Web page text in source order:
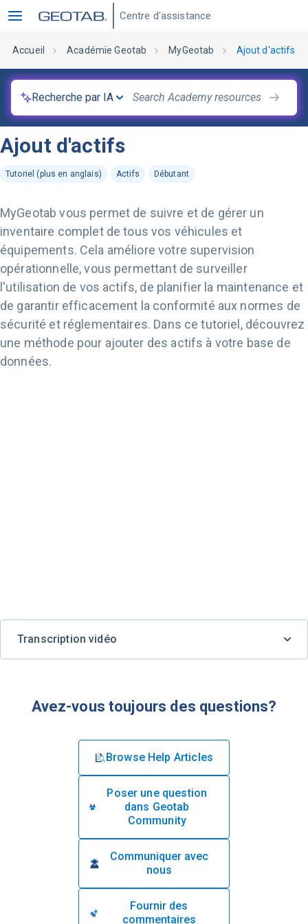
Centre d'assistance
Accueil Académie Geotab MyGeotab Ajout d'actifs
Recherche par IA
Ajout d'actifs
Tutoriel (plus en anglais) Actifs Débutant
MyGeotab vous permet de suivre et de gérer un
inventaire complet de tous vos véhicules et
équipements. Cela améliore votre supervision
opérationnelle, vous permettant de surveiller
l'utilisation de vos actifs, de planifier la maintenance et
de garantir efficacement la conformité aux normes de
sécurité et réglementaires. Dans ce tutoriel, découvrez
une méthode pour ajouter des actifs à votre base de
données.
Transcription vidéo
Avez-vous toujours des questions?
Browse Help Articles
Poser une question
dans Geotab
Community
Communiquer avec
nous
Fournir des
commentaires